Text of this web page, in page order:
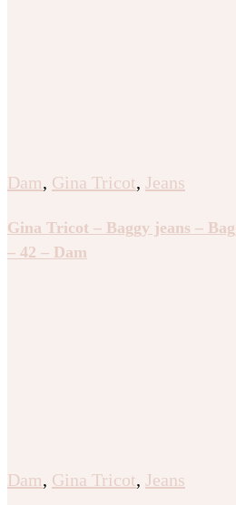
Dam, Gina Tricot, Jeans
Gina Tricot – Baggy jeans –
– 42 – Dam
Dam, Gina Tricot, Jeans